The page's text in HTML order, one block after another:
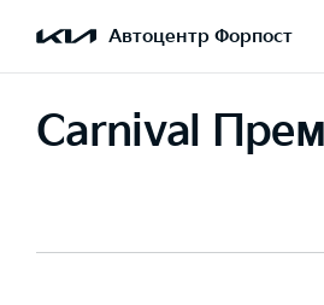
Автоцентр Форпост
Carnival